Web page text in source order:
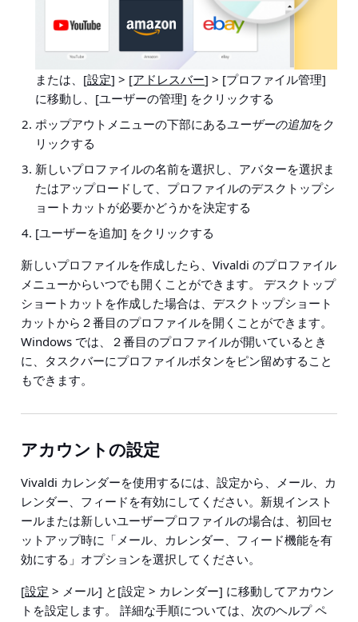
または、[設定] > [アドレスバー] > [プロファイル管理]
に移動し、[ユーザーの管理] をクリックする
ポップアウトメニューの下部にあるユーザーの追加をク
リックする
新しいプロファイルの名前を選択し、アバターを選択ま
たはアップロードして、プロファイルのデスクトップシ
ョートカットが必要かどうかを決定する
[ユーザーを追加] をクリックする
新しいプロファイルを作成したら、Vivaldi のプロファイル
メニューからいつでも開くことができます。 デスクトップ
ショートカットを作成した場合は、デスクトップショート
カットから２番目のプロファイルを開くことができます。
Windows では、２番目のプロファイルが開いているとき
に、タスクバーにプロファイルボタンをピン留めすること
もできます。
アカウントの設定
Vivaldi カレンダーを使用するには、設定から、メール、カ
レンダー、フィードを有効にしてください。新規インスト
ールまたは新しいユーザープロファイルの場合は、初回セ
ットアップ時に「メール、カレンダー、フィード機能を有
効にする」オプションを選択してください。
[設定 > メール] と [設定 > カレンダー] に移動してアカウン
トを設定します。 詳細な手順については、次のヘルプ ペ